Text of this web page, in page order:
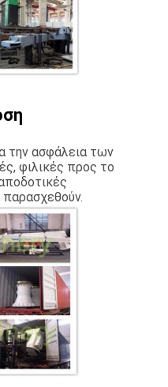
την ασφάλεια των
φιλικές προς το